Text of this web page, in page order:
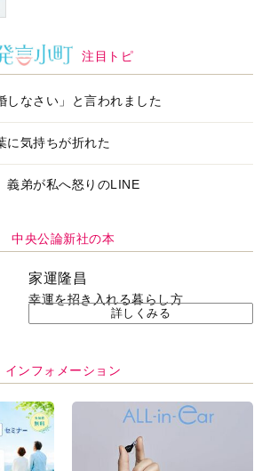
注目トピ
しなさい」と言われました
に気持ちが折れた
義弟が私へ怒りのLINE
中央公論新社の本
家運隆昌
幸運を招き入れる暮らし方
詳しくみる
インフォメーション